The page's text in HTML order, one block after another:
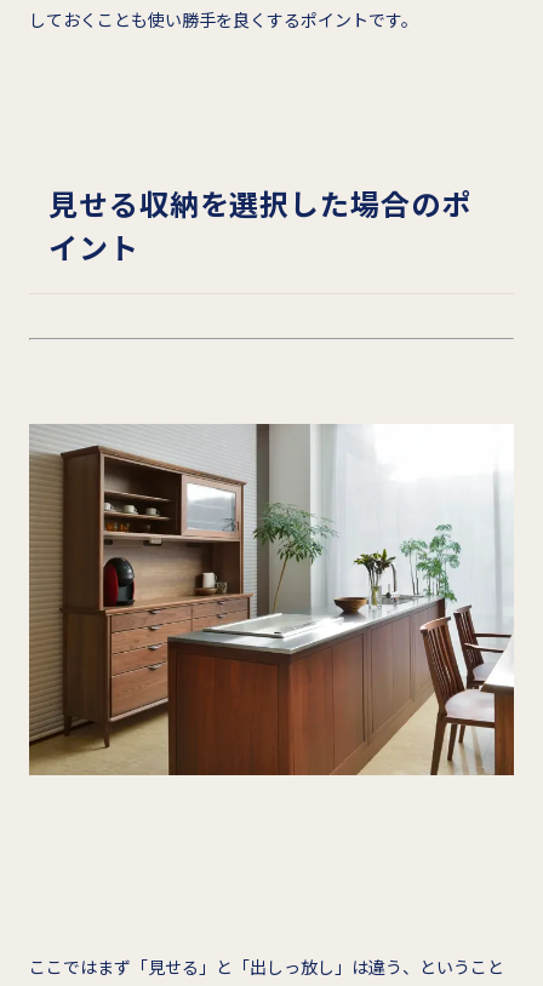
しておくことも使い勝手を良くするポイントです。
見せる収納を選択した場合のポ
イント
ここではまず「見せる」と「出しっ放し」は違う、ということ